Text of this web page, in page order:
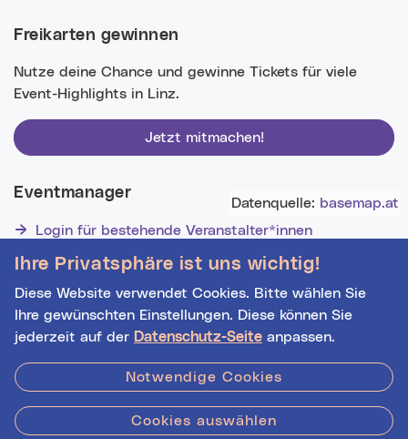
Datenquelle: basemap.at
Ihre Privatsphäre ist uns wichtig!
Diese Website verwendet Cookies. Bitte wählen Sie
Ihre gewünschten Einstellungen. Diese können Sie
jederzeit auf der Datenschutz-Seite anpassen.
Notwendige Cookies
Cookies auswählen
Freikarten gewinnen
Nutze deine Chance und gewinne Tickets für viele
Event-Highlights in Linz.
Jetzt mitmachen!
Eventmanager
Login für bestehende Veranstalter*innen
Noch nicht registriert? Werden Sie eine*r von 1628
Veranstalter*innen!